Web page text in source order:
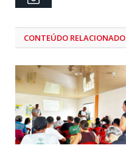
CONTEÚDO RELACIONADO